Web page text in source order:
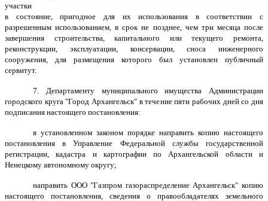
участки
в состояние, пригодное для их использования в соответствии с
разрешенным использованием, в срок не позднее, чем три месяца после
завершения строительства, капитального или текущего ремонта,
реконструкции, эксплуатации, консервации, сноса инженерного
сооружения, для размещения которого был установлен публичный
сервитут.
7. Департаменту муниципального имущества Администрации
городского круга "Город Архангельск" в течение пяти рабочих дней со дня
подписания настоящего постановления:
в установленном законом порядке направить копию настоящего
постановления в Управление Федеральной службы государственной
регистрации, кадастра и картографии по Архангельской области и
Ненецкому автономному округу;
направить ООО "Газпром газораспределение Архангельск" копию
настоящего постановления, сведения о правообладателях земельного